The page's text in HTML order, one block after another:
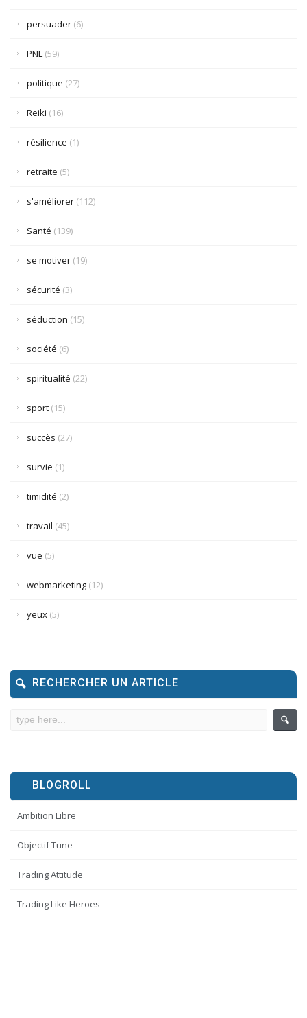
persuader (6)
PNL (59)
politique (27)
Reiki (16)
résilience (1)
retraite (5)
s'améliorer (112)
Santé (139)
se motiver (19)
sécurité (3)
séduction (15)
société (6)
spiritualité (22)
sport (15)
succès (27)
survie (1)
timidité (2)
travail (45)
vue (5)
webmarketing (12)
yeux (5)
RECHERCHER UN ARTICLE
BLOGROLL
Ambition Libre
Objectif Tune
Trading Attitude
Trading Like Heroes